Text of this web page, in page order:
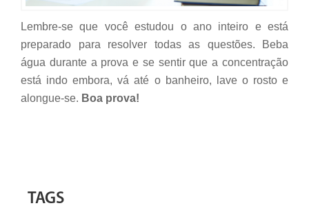
Lembre-se que você estudou o ano inteiro e está
preparado para resolver todas as questões. Beba
água durante a prova e se sentir que a concentração
está indo embora, vá até o banheiro, lave o rosto e
alongue-se. Boa prova!
TAGS